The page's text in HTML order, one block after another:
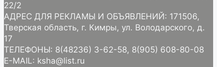
22/2
АДРЕС ДЛЯ РЕКЛАМЫ И ОБЪЯВЛЕНИЙ: 171506,
Тверская область, г. Кимры, ул. Володарского, д.
17
ТЕЛЕФОНЫ: 8(48236) 3-62-58, 8(905) 608-80-08
E-MAIL: ksha@list.ru